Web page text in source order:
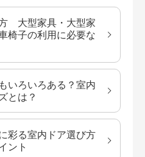
大型家具・大型家
椅子の利用に必要な
いろいろある？室内
とは？
彩る室内ドア選び方
ント